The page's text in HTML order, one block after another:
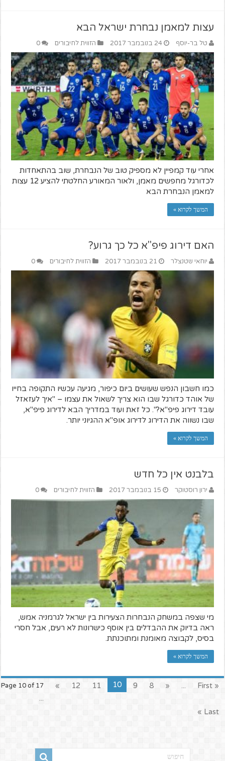
עצות למאמן נבחרת ישראל הבא
טל בר-יוסף 24 בנובמבר 2017 הזווית לחיבורים 0
אחרי עוד קמפיין לא מספיק טוב של הנבחרת, שוב בהתאחדות
לכדורגל מחפשים מאמן, ולאור המאורע החלטתי להציע 12 עצות
למאמן הנבחרת הבא
המשך לקרוא »
האם דירוג פיפ"א כל כך גרוע?
יוחאי שטנצלר 21 בנובמבר 2017 הזווית לחיבורים 0
כמו חשבון הנפש שעושים ביום כיפור, מגיעה עכשיו התקופה בחייו
של אוהד כדורגל שבו הוא צריך לשאול את עצמו – "איך לעזאזל
עובד דירוג פיפ"א?". כל זאת ועוד במדריך הבא לדירוג פיפ"א,
שבו נשווה את הדירוג לדירוג אופ"א ההגיוני יותר.
המשך לקרוא »
בלבנט אין כל חדש
ירון רוסטוקר 15 בנובמבר 2017 הזווית לחיבורים 0
מי שצפה במשחק הנבחרות הצעירות בין ישראל לגרמניה אמש,
ראה בדיוק את ההבדלים בין אוסף כישרונות לא רעים, אבל חסרי
בסיס, לקבוצה מאומנת ומתוכנתת.
המשך לקרוא »
Page 10 of 17 « First
...
«
8
9
10
11
12
»
...
Last »